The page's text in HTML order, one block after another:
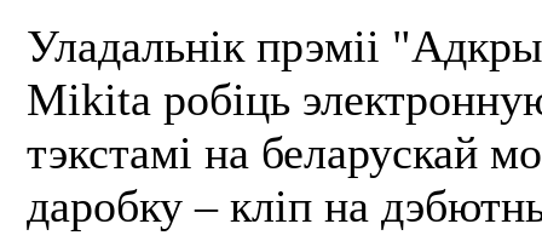
Уладальнік прэміі
Mikita робіць
тэкстамі на беларускай
даробку – кліп на